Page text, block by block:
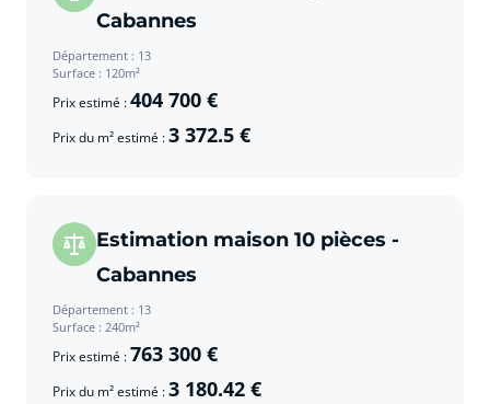
Cabannes
Département : 13
Surface : 120m²
Prix estimé :404 700 €
Prix du m² estimé :3 372.5 €
Estimation maison 10 pièces -
Cabannes
Département : 13
Surface : 240m²
Prix estimé :763 300 €
Prix du m² estimé :3 180.42 €